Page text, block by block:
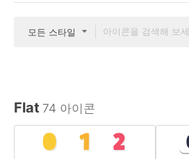
모든 스타일
Flat 74 아이콘